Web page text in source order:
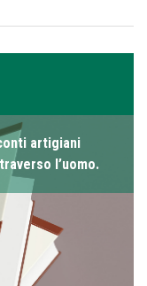
artigiani
l’uomo.